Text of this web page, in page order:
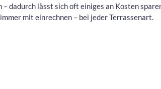
dadurch lässt sich oft einiges an Kosten
mit einrechnen – bei jeder Terrassenart.